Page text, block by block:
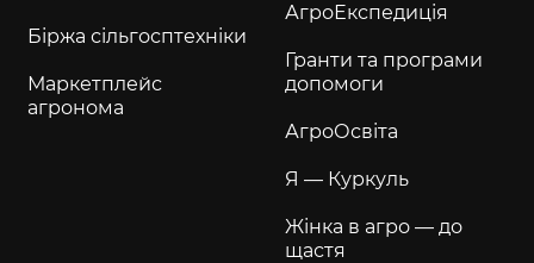
Біржа сільгосптехніки
Маркетплейс
агронома
АгроЕкспедиція
Гранти та програми
допомоги
АгроОсвіта
Я — Куркуль
Жінка в агро — до
щастя